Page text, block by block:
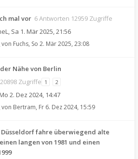
mal vor 6 Antworten 12959 Zugriffe
, Sa 1. Mär 2025, 21:56
Fuchs, So 2. Mär 2025, 23:08
Nähe von Berlin
Zugriffe 1 2
Mo 2. Dez 2024, 14:47
Bertram, Fr 6. Dez 2024, 15:59
Düsseldorf fahre überwiegend alte
langen von 1981 und einen